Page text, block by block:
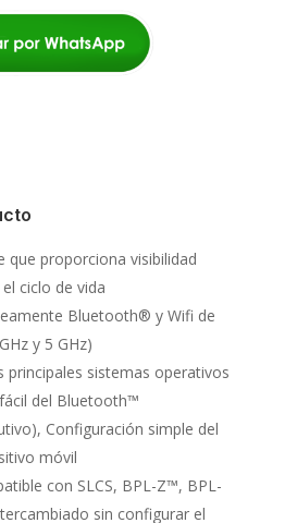
que proporciona visibilidad
ciclo de vida
Bluetooth® y Wifi de
y 5 GHz)
principales sistemas operativos
del Bluetooth™
Configuración simple del
móvil
con SLCS, BPL-Z™, BPL-
sin configurar el